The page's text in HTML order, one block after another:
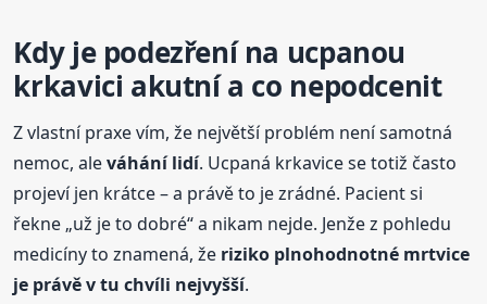
Kdy je podezření na ucpanou
krkavici akutní a co nepodcenit
Z vlastní praxe vím, že největší problém není samotná
nemoc, aleváhání lidí. Ucpaná krkavice se totiž často
projeví jen krátce – a právě to je zrádné. Pacient si
řekne „už je to dobré“ a nikam nejde. Jenže z pohledu
medicíny to znamená, že riziko plnohodnotné mrtvice
je právě v tu chvíli nejvyšší.